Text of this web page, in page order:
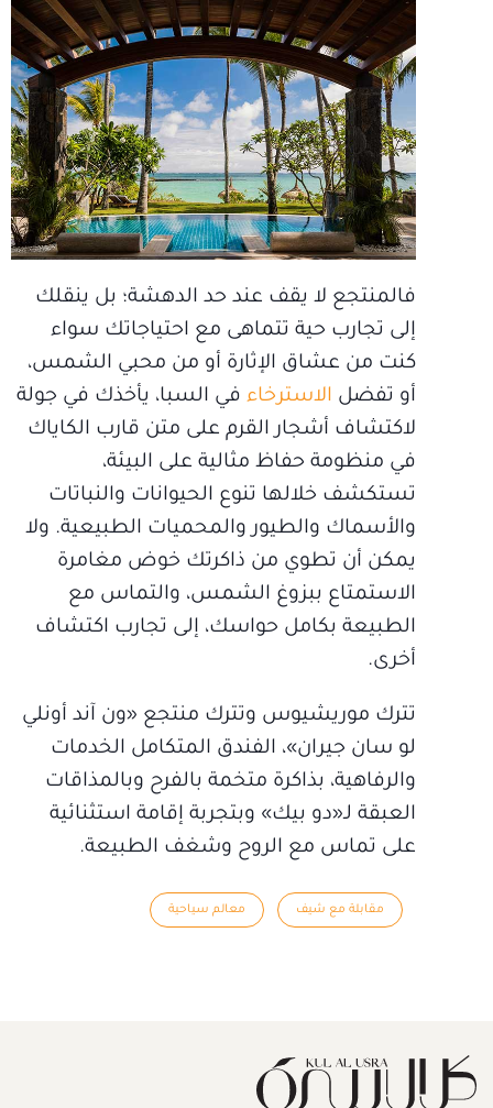
فالمنتجع لا يقف عند حد الدهشة؛ بل ينقلك
إلى تجارب حية تتماهى مع احتياجاتك سواء
كنت من عشاق الإثارة أو من محبي الشمس،
أو تفضل الاسترخاء في السبا، يأخذك في جولة
لاكتشاف أشجار القرم على متن قارب الكاياك
في منظومة حفاظ مثالية على البيئة،
تستكشف خلالها تنوع الحيوانات والنباتات
والأسماك والطيور والمحميات الطبيعية. ولا
يمكن أن تطوي من ذاكرتك خوض مغامرة
الاستمتاع ببزوغ الشمس، والتماس مع
الطبيعة بكامل حواسك، إلى تجارب اكتشاف
أخرى.
تترك موريشيوس وتترك منتجع «ون آند أونلي
لو سان جيران»، الفندق المتكامل الخدمات
والرفاهية، بذاكرة متخمة بالفرح وبالمذاقات
العبقة لـ«دو بيك» وبتجربة إقامة استثنائية
على تماس مع الروح وشغف الطبيعة.
مقابلة مع شيف معالم سياحية